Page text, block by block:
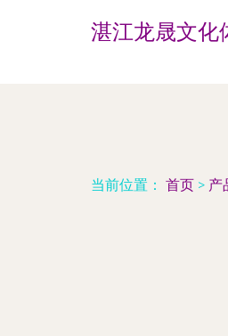
湛江龙晟文化
当前位置： 首页 > 产